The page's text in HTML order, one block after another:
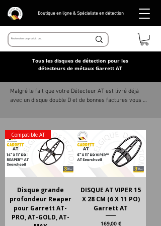
Boutique en ligne & Spécialiste en détection
Tous les disques de détection pour les
détecteurs de métaux Garrett AT
Malgré le fait que votre Détecteur AT est livré déjà
avec un disque double D et de bonnes factures vous
Vous disposez du Garrett AT MAX ou du Garrett AT PRO
et vous désirez diminuer le poids de votre détecteur
recherche, mais également pouvoir vous filer ou vous
le souhaitez ? Alors, nous vous conseillons vivement
d’opter pour le nouveau disque Viper adapté pour la
série AT. Ce disque qui dispose de la même longueur
Compatible AT
Disque grande
profondeur Reaper
pour Garrett AT-
PRO, AT-GOLD, AT-
DISQUE AT VIPER 15
X 28 CM (6 X 11 PO)
Garrett AT
Prix
169,00 €